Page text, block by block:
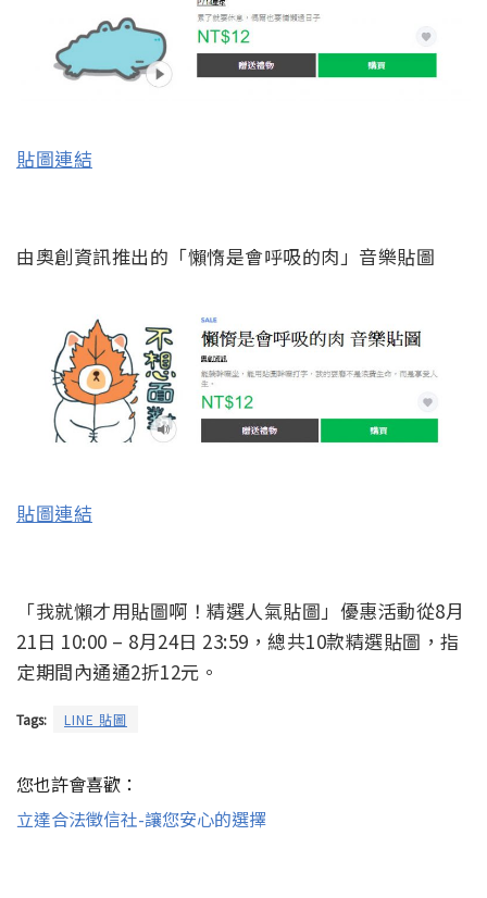
貼圖連結
由奧創資訊推出的「懶惰是會呼吸的肉」音樂貼圖
貼圖連結
「我就懶才用貼圖啊！精選人氣貼圖」優惠活動從8月
21日 10:00 – 8月24日 23:59，總共10款精選貼圖，指
定期間內通通2折12元。
Tags: LINE 貼圖
您也許會喜歡：
立達合法徵信社-讓您安心的選擇